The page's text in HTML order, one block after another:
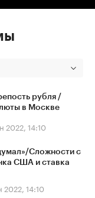
рубля /
в Москве
2022, 14:10
Сложности с
США и ставка
2022, 14:10